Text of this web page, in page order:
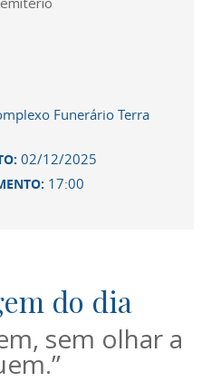
Funerário Terra
02/12/2025
17:00
do dia
sem olhar a